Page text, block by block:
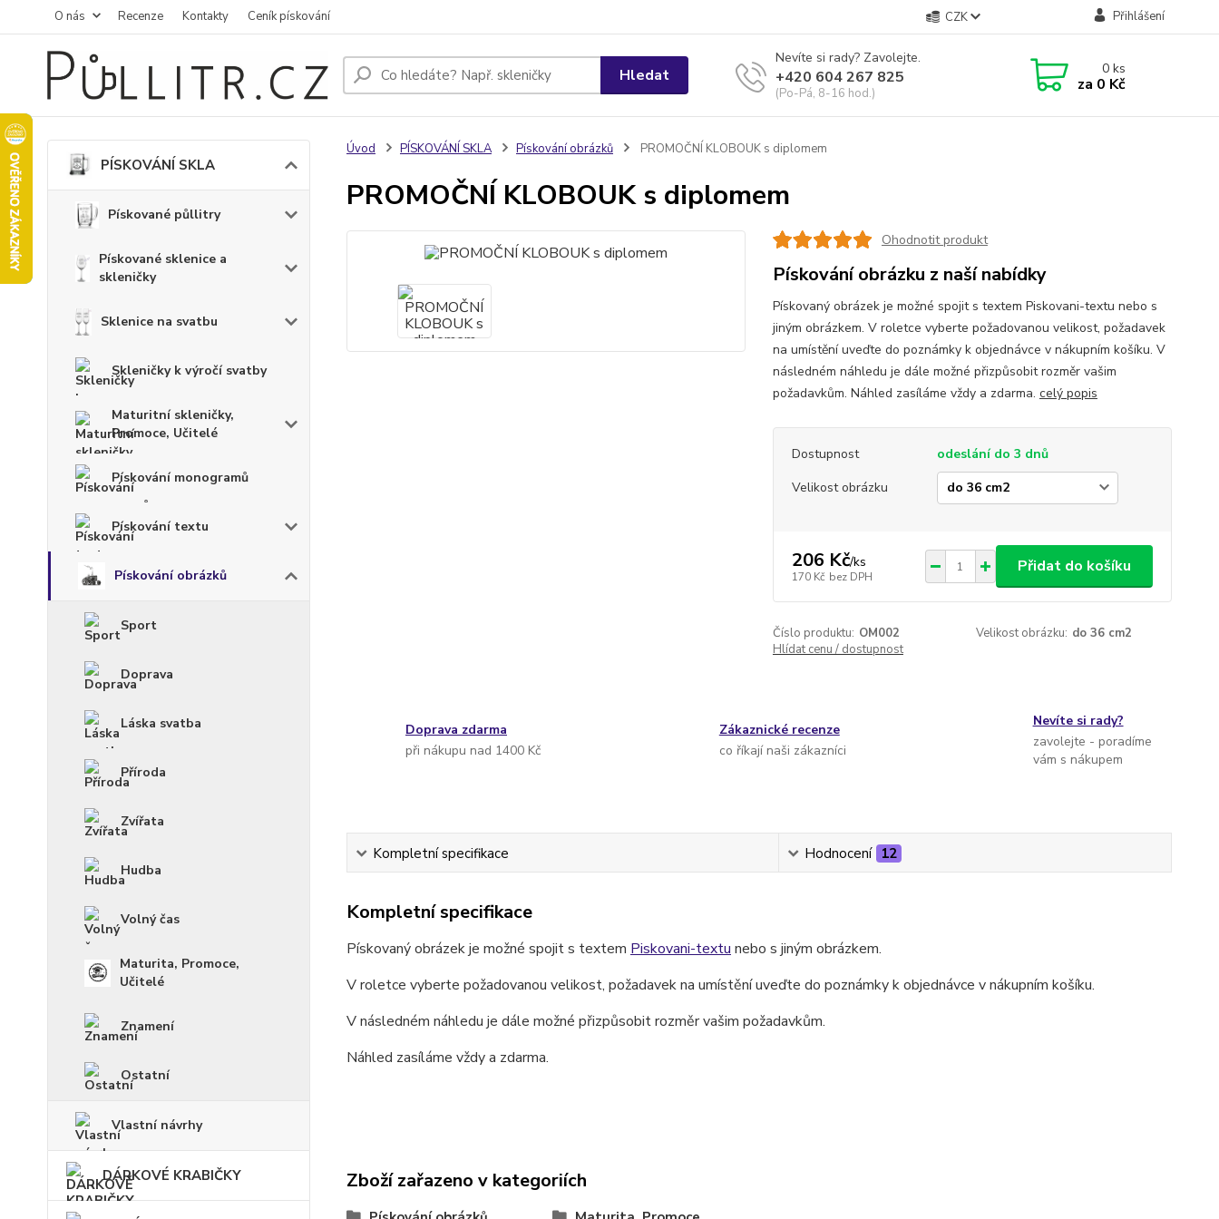
O nás Recenze Kontakty Ceník pískování CZK Přihlášení
Hledat
Nevíte si rady? Zavolejte.
+420 604 267 825
(Po-Pá, 8-16 hod.)
0ks
za 0 Kč
PÍSKOVÁNÍ SKLA
Pískované půllitry
Pískované sklenice a
skleničky
Sklenice na svatbu
Skleničky k výročí svatby
Maturitní skleničky,
Promoce, Učitelé
Pískování monogramů
Pískování textu
Pískování obrázků
Sport
Doprava
Láska svatba
Příroda
Zvířata
Hudba
Volný čas
Maturita, Promoce,
Učitelé
Znamení
Ostatní
Vlastní návrhy
DÁRKOVÉ KRABIČKY
Úvod PÍSKOVÁNÍ SKLA Pískování obrázků PROMOČNÍ KLOBOUK s diplomem
PROMOČNÍ KLOBOUK s diplomem
Ohodnotit produkt
Pískování obrázku z naší nabídky
Pískovaný obrázek je možné spojit s textem Piskovani-textu nebo s
jiným obrázkem. V roletce vyberte požadovanou velikost, požadavek
na umístění uveďte do poznámky k objednávce v nákupním košíku. V
následném náhledu je dále možné přizpůsobit rozměr vašim
požadavkům. Náhled zasíláme vždy a zdarma. celý popis
Dostupnost
odeslání do 3 dnů
Velikost obrázku
206 Kč/ks
170 Kč bez DPH
Přidat do košíku
Číslo produktu: OM002 Velikost obrázku: do 36 cm2
Hlídat cenu / dostupnost
Doprava zdarma
při nákupu nad 1400 Kč
Zákaznické recenze
co říkají naši zákazníci
Nevíte si rady?
zavolejte - poradíme
vám s nákupem
Kompletní specifikace Hodnocení 12
Kompletní specifikace
Pískovaný obrázek je možné spojit s textem Piskovani-textu nebo s jiným obrázkem.
V roletce vyberte požadovanou velikost, požadavek na umístění uveďte do poznámky k objednávce v nákupním košíku.
V následném náhledu je dále možné přizpůsobit rozměr vašim požadavkům.
Náhled zasíláme vždy a zdarma.
Zboží zařazeno v kategoriích